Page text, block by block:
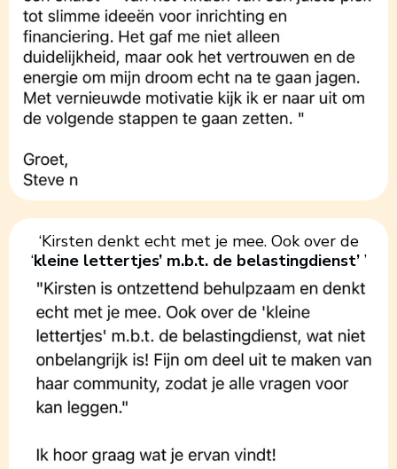
‘Kirsten denkt echt met je mee. Ook over de
‘kleine lettertjes’ m.b.t. de belastingdienst’’